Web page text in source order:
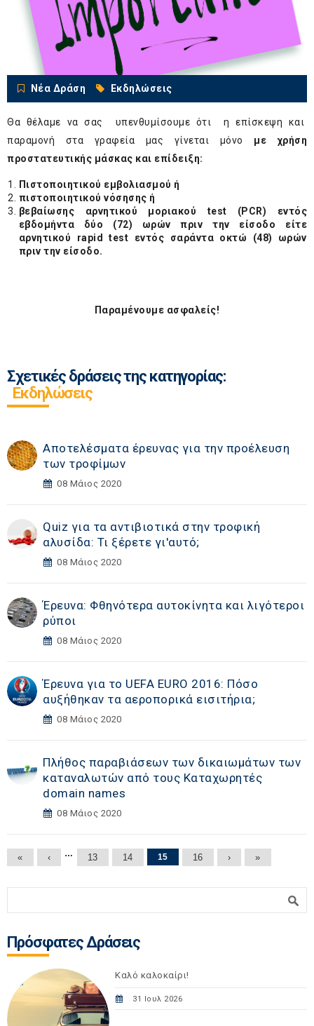
Νέα Δράση Εκδηλώσεις
Θα θέλαμε να σας υπενθυμίσουμε ότι η επίσκεψη και
παραμονή στα γραφεία μας γίνεται μόνο με χρήση
προστατευτικής μάσκας και επίδειξη:
Πιστοποιητικού εμβολιασμού ή
πιστοποιητικού νόσησης ή
βεβαίωσης αρνητικού μοριακού test (PCR) εντός
εβδομήντα δύο (72) ωρών πριν την είσοδο είτε
αρνητικού rapid test εντός σαράντα οκτώ (48) ωρών
πριν την είσοδο.
Παραμένουμε ασφαλείς!
Σχετικές δράσεις της κατηγορίας:
Εκδηλώσεις
Αποτελέσματα έρευνας για την προέλευση
των τροφίμων
08 Μάιος 2020
Quiz για τα αντιβιοτικά στην τροφική
αλυσίδα: Τι ξέρετε γι'αυτό;
08 Μάιος 2020
Έρευνα: Φθηνότερα αυτοκίνητα και λιγότεροι
ρύποι
08 Μάιος 2020
Έρευνα για το UEFA EURO 2016: Πόσο
αυξήθηκαν τα αεροπορικά εισιτήρια;
08 Μάιος 2020
Πλήθος παραβιάσεων των δικαιωμάτων των
καταναλωτών από τους Καταχωρητές
domain names
08 Μάιος 2020
Σελίδες
« ‹ … 13 14 15 16 › »
Πρόσφατες Δράσεις
Καλό καλοκαίρι!
31 Ιουλ 2026